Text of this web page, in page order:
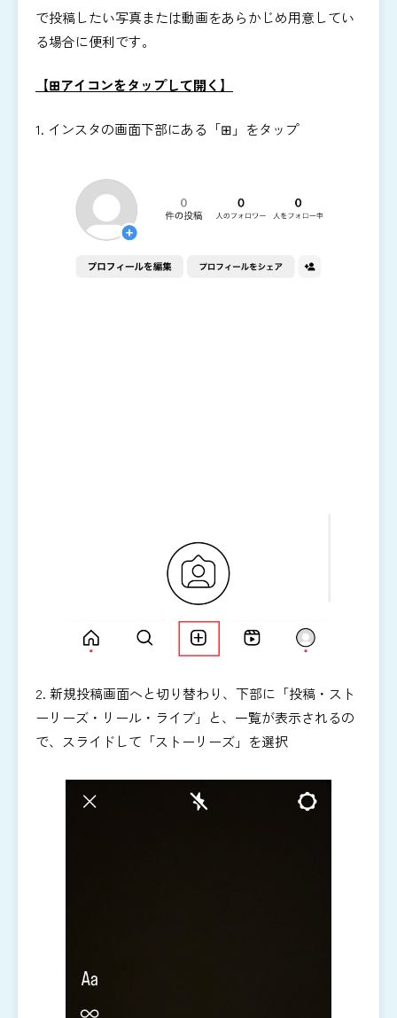
で投稿したい写真または動画をあらかじめ用意してい
る場合に便利です。
【⊞アイコンをタップして開く】
1. インスタの画面下部にある「⊞」をタップ
2. 新規投稿画面へと切り替わり、下部に「投稿・スト
ーリーズ・リール・ライブ」と、一覧が表示されるの
で、スライドして「ストーリーズ」を選択